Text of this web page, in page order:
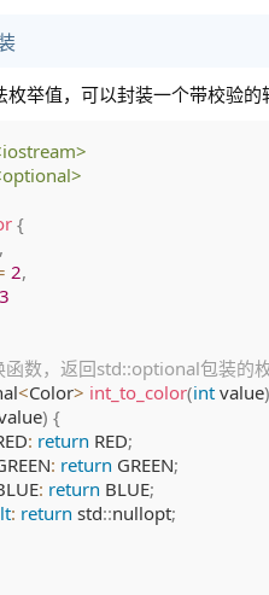
举值，可以封装一个带校验的
{
,
2,
3
数，返回std::optional包装的
<Color> int_to_color(int value)
) {
: return RED;
: return GREEN;
: return BLUE;
: return std::nullopt;